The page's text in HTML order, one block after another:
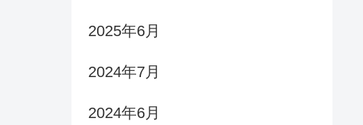
2025年6月
2024年7月
2024年6月